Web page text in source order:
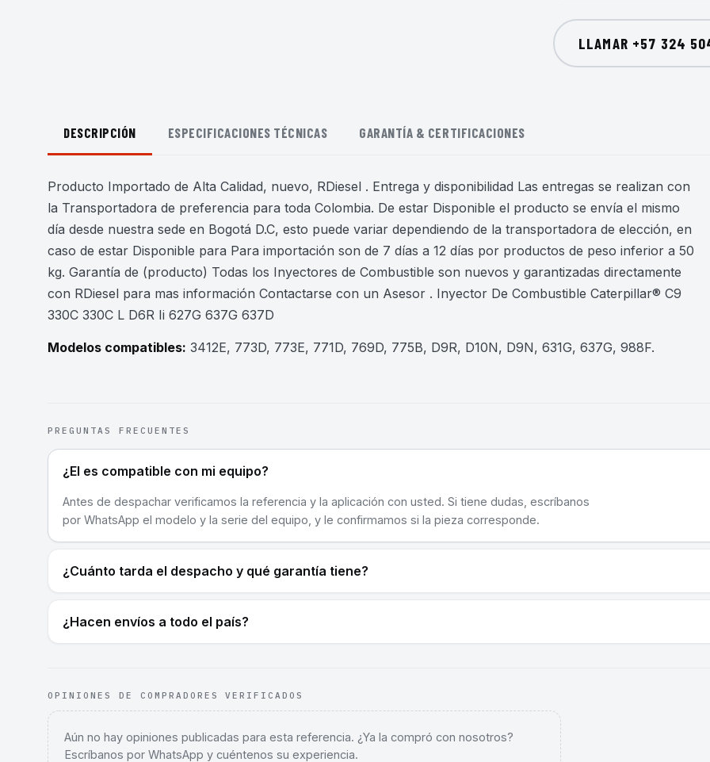
LLAMAR +57 324
DESCRIPCIÓN ESPECIFICACIONES TÉCNICAS GARANTÍA & CERTIFICACIONES
Producto Importado de Alta Calidad, nuevo, RDiesel . Entrega y disponibilidad Las entregas se realizan con
la Transportadora de preferencia para toda Colombia. De estar Disponible el producto se envía el mismo
día desde nuestra sede en Bogotá D.C, esto puede variar dependiendo de la transportadora de elección, en
caso de estar Disponible para Para importación son de 7 días a 12 días por productos de peso inferior a 50
kg. Garantía de (producto) Todas los Inyectores de Combustible son nuevos y garantizadas directamente
con RDiesel para mas información Contactarse con un Asesor . Inyector De Combustible Caterpillar® C9
330C 330C L D6R Ii 627G 637G 637D
Modelos compatibles: 3412E, 773D, 773E, 771D, 769D, 775B, D9R, D10N, D9N, 631G, 637G, 988F.
PREGUNTAS FRECUENTES
¿El es compatible con mi equipo?
Antes de despachar verificamos la referencia y la aplicación con usted. Si tiene dudas, escríbanos
por WhatsApp el modelo y la serie del equipo, y le confirmamos si la pieza corresponde.
¿Cuánto tarda el despacho y qué garantía tiene?
¿Hacen envíos a todo el país?
OPINIONES DE COMPRADORES VERIFICADOS
Aún no hay opiniones publicadas para esta referencia. ¿Ya la compró con nosotros?
Escríbanos por WhatsApp y cuéntenos su experiencia.